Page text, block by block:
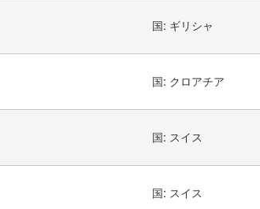
国: ギリシャ
国: クロアチア
国: スイス
国: スイス